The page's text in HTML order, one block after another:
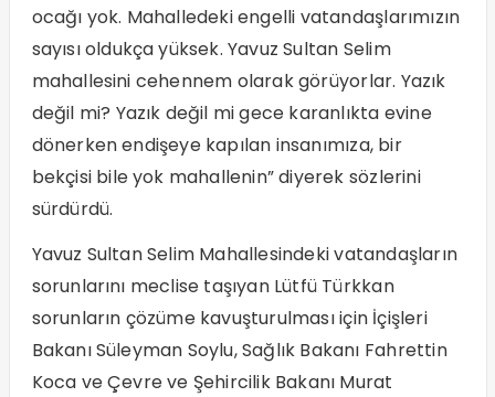
ocağı yok. Mahalledeki engelli vatandaşlarımızın
sayısı oldukça yüksek. Yavuz Sultan Selim
mahallesini cehennem olarak görüyorlar. Yazık
değil mi? Yazık değil mi gece karanlıkta evine
dönerken endişeye kapılan insanımıza, bir
bekçisi bile yok mahallenin” diyerek sözlerini
sürdürdü.
Yavuz Sultan Selim Mahallesindeki vatandaşların
sorunlarını meclise taşıyan Lütfü Türkkan
sorunların çözüme kavuşturulması için İçişleri
Bakanı Süleyman Soylu, Sağlık Bakanı Fahrettin
Koca ve Çevre ve Şehircilik Bakanı Murat